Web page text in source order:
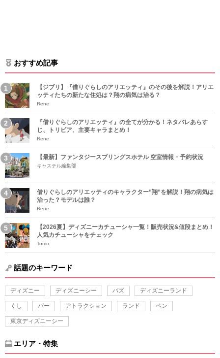
おすすめ記事
【ジブリ】『借りぐらしのアリエッティ』のその後を解説！アリエ
ッティたちの新たな住処は？翔の病気は治る？
Rene
『借りぐらしのアリエッティ』の全てが分かる！ネタバレあらす
じ、トリビア、主要キャラまとめ！
Rene
【最新】ファンタジースプリングスホテル 空室情報・予約状況
キャステル編集部
借りぐらしのアリエッティのキャラクター”翔”を解説！翔の病気は
治った？モデルは誰？
Rene
【2026夏】ディズニーカチューシャ一覧！販売状況&値段まとめ！
人気カチューシャをチェック
Tomo
話題のキーワード
ディズニー ディズニーシー バズ ディズニーランド
くし バー アトラクション ランド ペン
東京ディズニーシー
エリア・特集